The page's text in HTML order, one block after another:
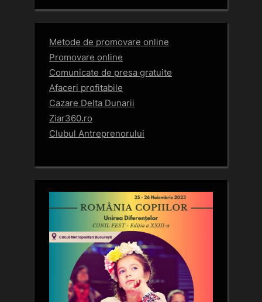
Metode de promovare online
Promovare online
Comunicate de presa gratuite
Afaceri profitabile
Cazare Delta Dunarii
Ziar360.ro
Clubul Antreprenorului